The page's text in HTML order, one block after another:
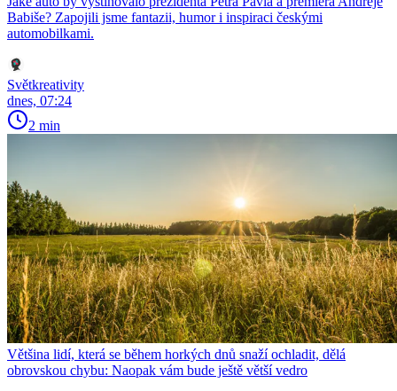
Babiše? Zapojili jsme fantazii, humor i inspiraci českými
automobilkami.
Světkreativity
dnes, 07:24
2 min
Většina lidí, která se během horkých dnů snaží ochladit, dělá
obrovskou chybu: Naopak vám bude ještě větší vedro